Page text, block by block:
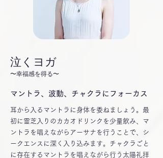
​泣くヨガ
〜幸福感を得る〜
マントラ、波動、チャクラにフォーカス
耳から入るマントラに身体を委ねましょう。最
初に霊芝入りのカカオドリンクを少量飲み、マ
ントラを唱えながらアーサナを行うことで、シ
ークエンスに深く入り込みます。チャクラごと
に存在するマントラを唱えながら行う太陽礼拝